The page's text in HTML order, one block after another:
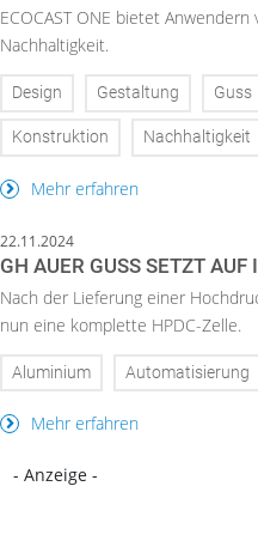
ECOCAST ONE bietet
Nachhaltigkeit.
Design Gestaltung Guss
Konstruktion Nachhaltigkeit
Mehr erfahren
22.11.2024
GH AUER GUSS SETZT
Nach der Lieferung einer
nun eine komplette HPDC-Zelle.
Aluminium Automatisierung
Mehr erfahren
- Anzeige -